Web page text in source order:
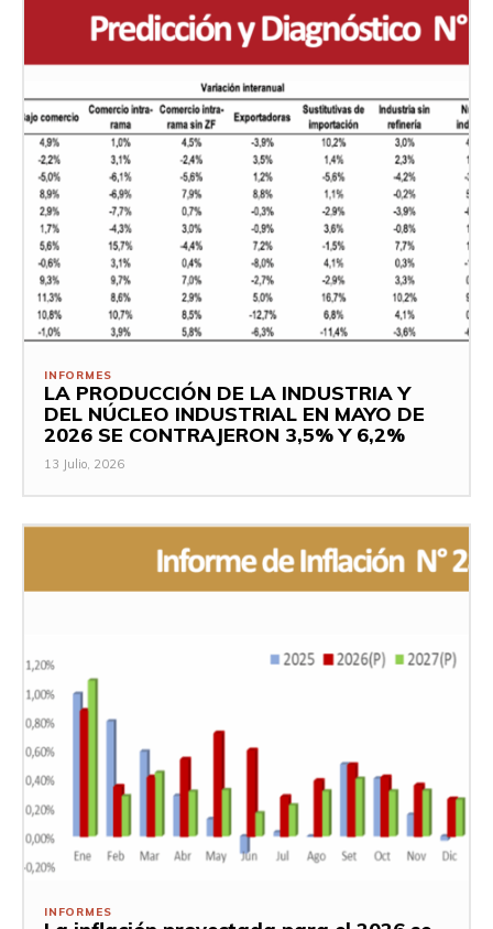
INFORMES
LA PRODUCCIÓN DE LA INDUSTRIA Y
DEL NÚCLEO INDUSTRIAL EN MAYO DE
2026 SE CONTRAJERON 3,5% Y 6,2%
13 Julio, 2026
INFORMES